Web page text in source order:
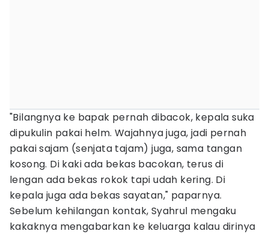
"Bilangnya ke bapak pernah dibacok, kepala suka
dipukulin pakai helm. Wajahnya juga, jadi pernah
pakai sajam (senjata tajam) juga, sama tangan
kosong. Di kaki ada bekas bacokan, terus di
lengan ada bekas rokok tapi udah kering. Di
kepala juga ada bekas sayatan," paparnya.
Sebelum kehilangan kontak, Syahrul mengaku
kakaknya mengabarkan ke keluarga kalau dirinya